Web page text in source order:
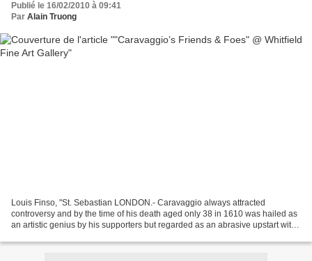
Publié le 16/02/2010 à 09:41
Par Alain Truong
Louis Finso, "St. Sebastian LONDON.- Caravaggio always attracted
controversy and by the time of his death aged only 38 in 1610 was hailed as
an artistic genius by his supporters but regarded as an abrasive upstart with